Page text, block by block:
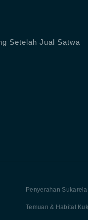
Setelah Jual Satwa
Penyerahan Sukarela
Temuan & Habitat